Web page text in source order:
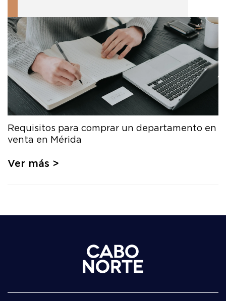
Requisitos para comprar un departamento en
venta en Mérida
Ver más >